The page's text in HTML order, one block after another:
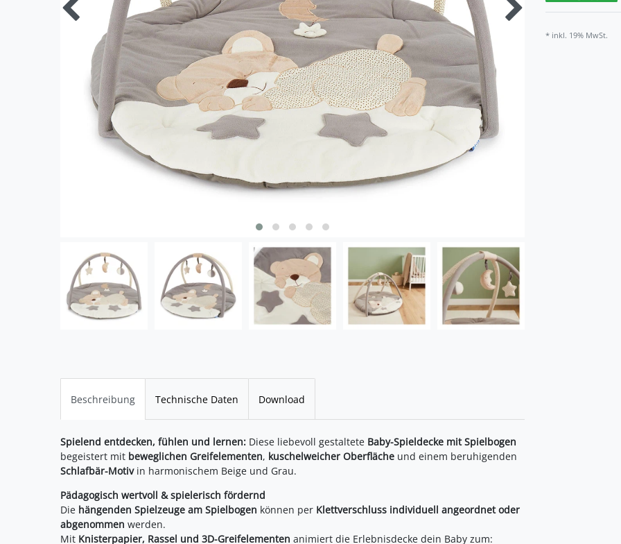
* inkl. 19% MwSt.
Beschreibung Technische Daten Download
Spielend entdecken, fühlen und lernen: Diese liebevoll gestaltete Baby-Spieldecke mit Spielbogen
begeistert mit beweglichen Greifelementen, kuschelweicher Oberfläche und einem beruhigenden
Schlafbär-Motivin harmonischem Beige und Grau.
Pädagogisch wertvoll & spielerisch fördernd
Die hängenden Spielzeuge am Spielbogen können per Klettverschluss individuell angeordnet oder
abgenommen werden.
Mit Knisterpapier, Rassel und 3D-Greifelementen animiert die Erlebnisdecke dein Baby zum: